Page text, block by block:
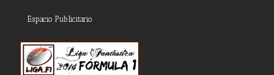
Espacio Publicitario